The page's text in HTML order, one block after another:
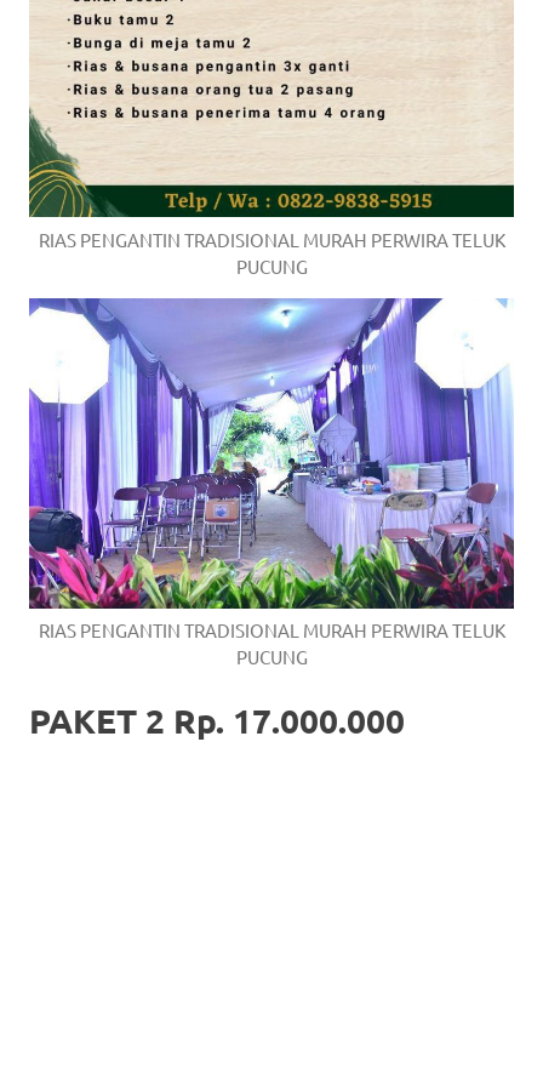
RIAS PENGANTIN TRADISIONAL MURAH PERWIRA TELUK
PUCUNG
RIAS PENGANTIN TRADISIONAL MURAH PERWIRA TELUK
PUCUNG
PAKET 2 Rp. 17.000.000